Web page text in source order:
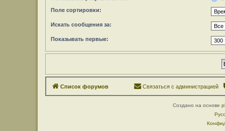
Поле сортировки:
Искать сообщения за:
Показывать первые:
Список форумов Связаться с администрацией
Создано на основе